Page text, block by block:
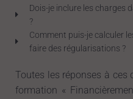
Dois-je inclure les charges
?
Comment puis-je calculer
faire des régularisations ?
Toutes les réponses à
formation «